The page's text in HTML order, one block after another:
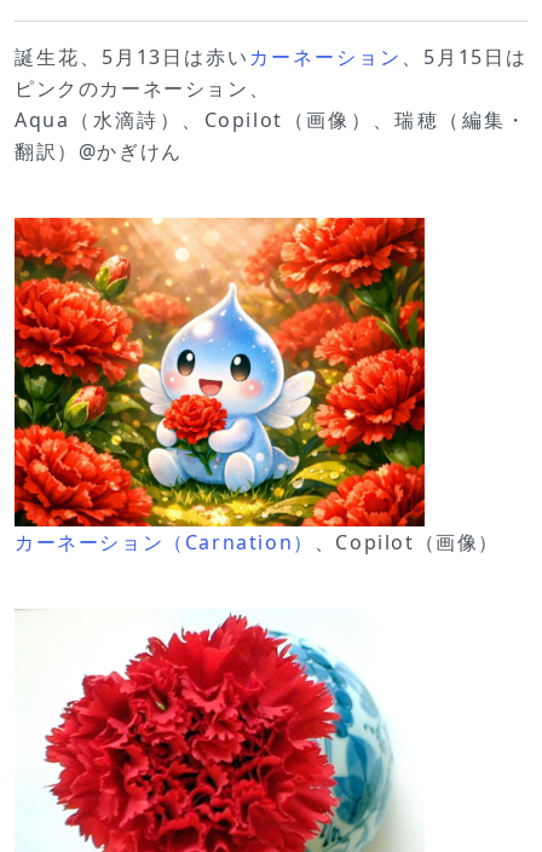
誕生花、5月13日は赤い カーネーション 、5月15日は
ピンクのカーネーション、
Aqua（水滴詩）、Copilot（画像）、瑞穂（編集・
翻訳）@かぎけん
カーネーション（Carnation） 、Copilot（画像）